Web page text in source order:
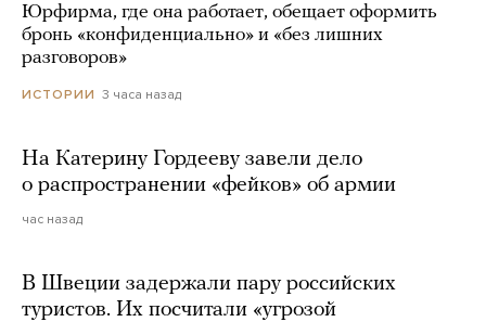
Юрфирма, где она работает, обещает оформить
бронь «конфиденциально» и «без лишних
разговоров»
ИСТОРИИ 3 часа назад
На Катерину Гордееву завели дело
о распространении «фейков» об армии
час назад
В Швеции задержали пару российских
туристов. Их посчитали «угрозой